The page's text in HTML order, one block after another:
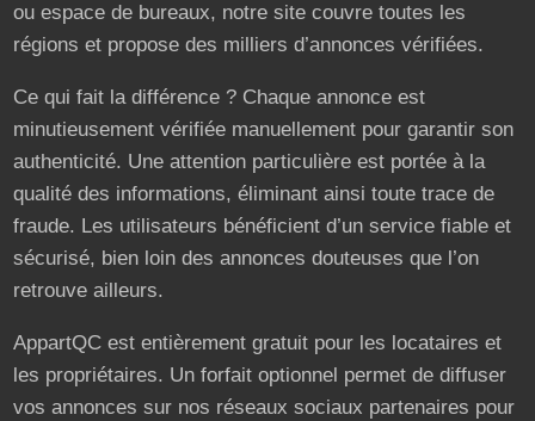
ou espace de bureaux, notre site couvre toutes les
régions et propose des milliers d’annonces vérifiées.
Ce qui fait la différence ? Chaque annonce est
minutieusement vérifiée manuellement pour garantir son
authenticité. Une attention particulière est portée à la
qualité des informations, éliminant ainsi toute trace de
fraude. Les utilisateurs bénéficient d’un service fiable et
sécurisé, bien loin des annonces douteuses que l’on
retrouve ailleurs.
AppartQC est entièrement gratuit pour les locataires et
les propriétaires. Un forfait optionnel permet de diffuser
vos annonces sur nos réseaux sociaux partenaires pour